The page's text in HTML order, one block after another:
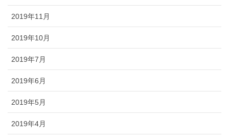
2019年11月
2019年10月
2019年7月
2019年6月
2019年5月
2019年4月